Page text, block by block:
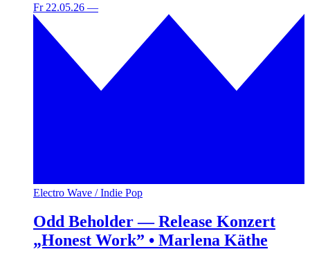
Fr 22.05.26 —
Electro Wave / Indie Pop
Odd Beholder — Release Konzert
„Honest Work” • Marlena Käthe